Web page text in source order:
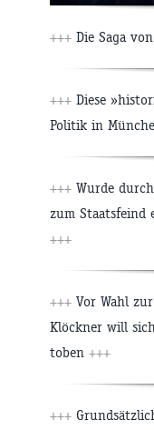
+++ Die Saga
+++ Diese
Politik in
+++ Wurde
zum Staatsfeind
+++
+++ Vor Wahl
Klöckner will
toben +++
+++